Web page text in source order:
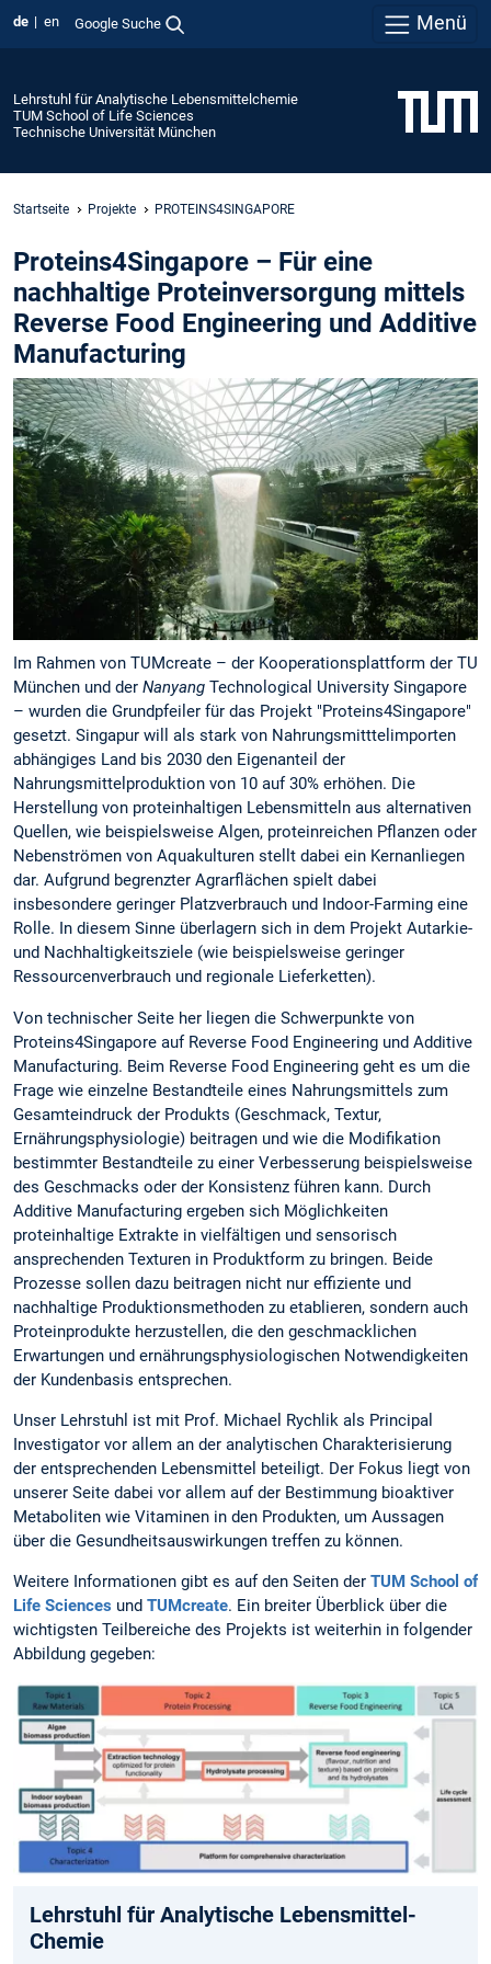
de en Google Suche Menü
Lehrstuhl für Analytische Lebensmittelchemie
TUM School of Life Sciences
Technische Universität München
Startseite Projekte PROTEINS4SINGAPORE
Proteins4Singapore – Für eine
nachhaltige Proteinversorgung mittels
Reverse Food Engineering und Additive
Manufacturing
Im Rahmen von TUMcreate – der Kooperationsplattform der TU
München und der Nanyang Technological University Singapore
– wurden die Grundpfeiler für das Projekt "Proteins4Singapore"
gesetzt. Singapur will als stark von Nahrungsmitttelimporten
abhängiges Land bis 2030 den Eigenanteil der
Nahrungsmittelproduktion von 10 auf 30% erhöhen. Die
Herstellung von proteinhaltigen Lebensmitteln aus alternativen
Quellen, wie beispielsweise Algen, proteinreichen Pflanzen oder
Nebenströmen von Aquakulturen stellt dabei ein Kernanliegen
dar. Aufgrund begrenzter Agrarflächen spielt dabei
insbesondere geringer Platzverbrauch und Indoor-Farming eine
Rolle. In diesem Sinne überlagern sich in dem Projekt Autarkie-
und Nachhaltigkeitsziele (wie beispielsweise geringer
Ressourcenverbrauch und regionale Lieferketten).
Von technischer Seite her liegen die Schwerpunkte von
Proteins4Singapore auf Reverse Food Engineering und Additive
Manufacturing. Beim Reverse Food Engineering geht es um die
Frage wie einzelne Bestandteile eines Nahrungsmittels zum
Gesamteindruck der Produkts (Geschmack, Textur,
Ernährungsphysiologie) beitragen und wie die Modifikation
bestimmter Bestandteile zu einer Verbesserung beispielsweise
des Geschmacks oder der Konsistenz führen kann. Durch
Additive Manufacturing ergeben sich Möglichkeiten
proteinhaltige Extrakte in vielfältigen und sensorisch
ansprechenden Texturen in Produktform zu bringen. Beide
Prozesse sollen dazu beitragen nicht nur effiziente und
nachhaltige Produktionsmethoden zu etablieren, sondern auch
Proteinprodukte herzustellen, die den geschmacklichen
Erwartungen und ernährungsphysiologischen Notwendigkeiten
der Kundenbasis entsprechen.
Unser Lehrstuhl ist mit Prof. Michael Rychlik als Principal
Investigator vor allem an der analytischen Charakterisierung
der entsprechenden Lebensmittel beteiligt. Der Fokus liegt von
unserer Seite dabei vor allem auf der Bestimmung bioaktiver
Metaboliten wie Vitaminen in den Produkten, um Aussagen
über die Gesundheitsauswirkungen treffen zu können.
Weitere Informationen gibt es auf den Seiten der TUM School of
Life Sciences und TUMcreate. Ein breiter Überblick über die
wichtigsten Teilbereiche des Projekts ist weiterhin in folgender
Abbildung gegeben:
Lehrstuhl für Analytische Lebensmittel-
Chemie